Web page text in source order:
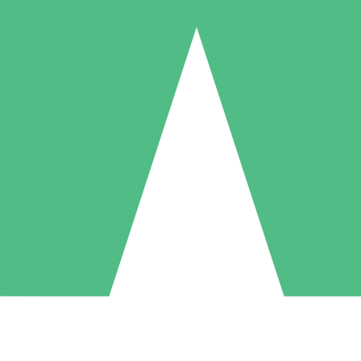
Individuele Creditpakketten
per gebruik met downloadtegoeden. Geen maandelijkse verplichting
5 Downloaden
US$